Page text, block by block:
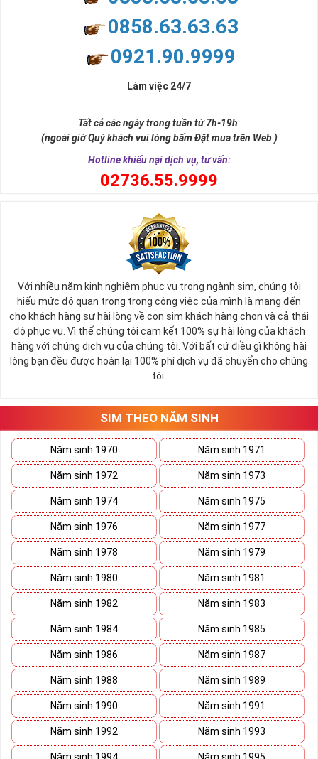
Người Mệnh Kim Nên Chọn Sim Như Thế Nào?
- (Nhâm Thân) 1932 1992; (Giáp Tý) 1984 1924; (Ất Mùi)
1955 2015; (Quý Dậu) 1933 1993; (Ất Sửu) 1985 1925;
(Nhâm Dần) 1962 2022; (Canh Thìn) 1940 2000; (Tân Tỵ)
(Canh Tuất) 1970 2030; (Tân Hợi) 1971 2031.
Trong đó tính chất Kim của các năm sinh bao
Sa Trung Kim ( Vàng trong Cát): 1954, 1955, 2014,
Kim bạch Kim ( Vàng pha bạch kim): 1962, 1963, 2022,
Thoa xuyến Kim (Vàng trang sức): 1970, 1971, 2030,
Hải Trung Kim (Vàng dưới biển): 1984, 1985, 2044, 2045
Tính cách người mệnh Kim
Trong ngũ hànhKim, Mộc, Thủy, Hỏa, Thổ thì mệnh Kim
tượng trưng cho kim loại quý giá, được kết tinh và nuôi
dưỡng từ các khoáng vật đất đá. Trải qua biết bao mưa
hình thành nên kim loại ( biểu tượng của mệnh Kim )
Chính vì thế, những người thuộc mệnh này thường có đặc
điểm chung đó là: độc lập, mạnh mẽ, cương quyết và dũng
cảm.
Tham khảo ngay:Danh Sách Kho Sim Phong Thủy
Mệnh Kim Đầu 09
Cách Chọn Sim Số Đẹp Phong
Thủy Hợp Mệnh Kim
Một chiếcsim số đẹpluôn hội tụ nhiều yếu tố phong thủy
khác nhau đem lại vận may, chiêu tài, kích lộc cho chủ sở hữu,
để chọn sim cho người mệnh Kim bạn cần dựa các yếu tố sau
đây:
0858.63.63.63
0921.90.9999
Làm việc 24/7
Tất cả các ngày trong tuần từ 7h-19h
(ngoài giờ Quý khách vui lòng bấm Đặt mua trên Web )
Hotline khiếu nại dịch vụ, tư vấn:
02736.55.9999
Với nhiều năm kinh nghiệm phục vụ trong ngành sim, chúng tôi
hiểu mức độ quan trọng trong công việc của mình là mang đến
cho khách hàng sự hài lòng về con sim khách hàng chọn và cả thái
độ phục vụ. Vì thế chúng tôi cam kết 100% sự hài lòng của khách
hàng với chúng dịch vụ của chúng tôi. Với bất cứ điều gì không hài
lòng bạn đều được hoàn lại 100% phí dịch vụ đã chuyển cho chúng
tôi.
SIM THEO NĂM SINH
Năm sinh 1970 Năm sinh 1971
Năm sinh 1972 Năm sinh 1973
Năm sinh 1974 Năm sinh 1975
Năm sinh 1976 Năm sinh 1977
Năm sinh 1978 Năm sinh 1979
Năm sinh 1980 Năm sinh 1981
Năm sinh 1982 Năm sinh 1983
Năm sinh 1984 Năm sinh 1985
Năm sinh 1986 Năm sinh 1987
Năm sinh 1988 Năm sinh 1989
Năm sinh 1990 Năm sinh 1991
Năm sinh 1992 Năm sinh 1993